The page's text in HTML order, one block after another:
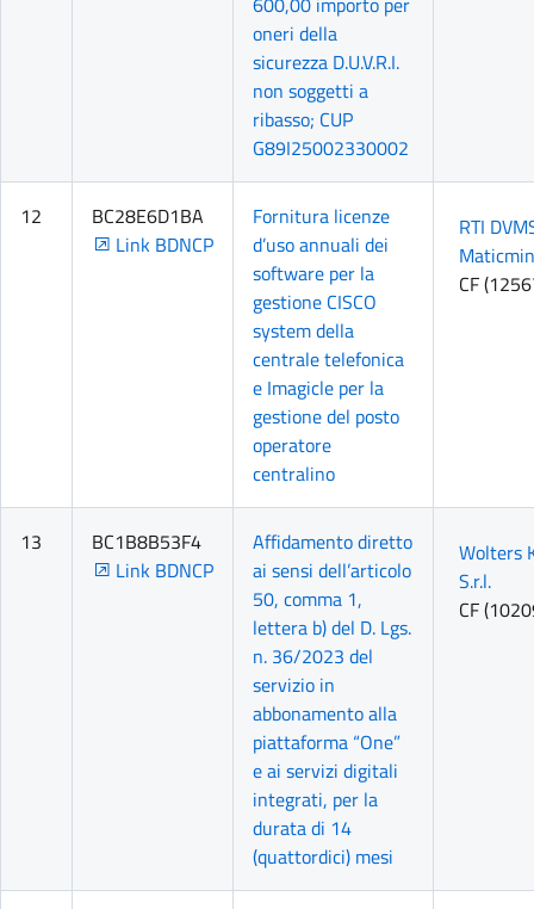
oneri della
sicurezza D.U.V.R.I.
non soggetti a
ribasso; CUP
G89I25002330002
12
BC28E6D1BA
Link BDNCP
Fornitura licenze
d’uso annuali dei
software per la
gestione CISCO
system della
centrale telefonica
e Imagicle per la
gestione del posto
operatore
centralino
RTI
CF
13
BC1B8B53F4
Link BDNCP
Affidamento diretto
ai sensi dell’articolo
50, comma 1,
lettera b) del D. Lgs.
n. 36/2023 del
servizio in
abbonamento alla
piattaforma “One”
e ai servizi digitali
integrati, per la
durata di 14
(quattordici) mesi
Wolters
S.r.l.
CF